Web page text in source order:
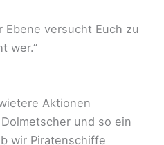
Ebene versucht Euch zu
wer.”
Aktionen
und so ein
wir Piratenschiffe